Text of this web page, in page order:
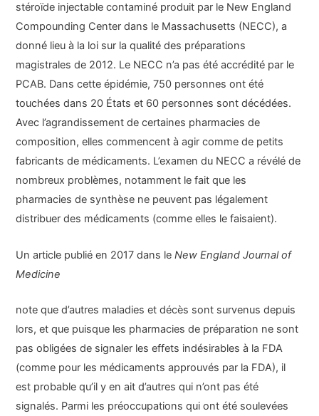
stéroïde injectable contaminé produit par le New England
Compounding Center dans le Massachusetts (NECC), a
donné lieu à la loi sur la qualité des préparations
magistrales de 2012. Le NECC n’a pas été accrédité par le
PCAB. Dans cette épidémie, 750 personnes ont été
touchées dans 20 États et 60 personnes sont décédées.
Avec l’agrandissement de certaines pharmacies de
composition, elles commencent à agir comme de petits
fabricants de médicaments. L’examen du NECC a révélé de
nombreux problèmes, notamment le fait que les
pharmacies de synthèse ne peuvent pas légalement
distribuer des médicaments (comme elles le faisaient).
Un article publié en 2017 dans leNew England Journal of
Medicine
note que d’autres maladies et décès sont survenus depuis
lors, et que puisque les pharmacies de préparation ne sont
pas obligées de signaler les effets indésirables à la FDA
(comme pour les médicaments approuvés par la FDA), il
est probable qu’il y en ait d’autres qui n’ont pas été
signalés. Parmi les préoccupations qui ont été soulevées